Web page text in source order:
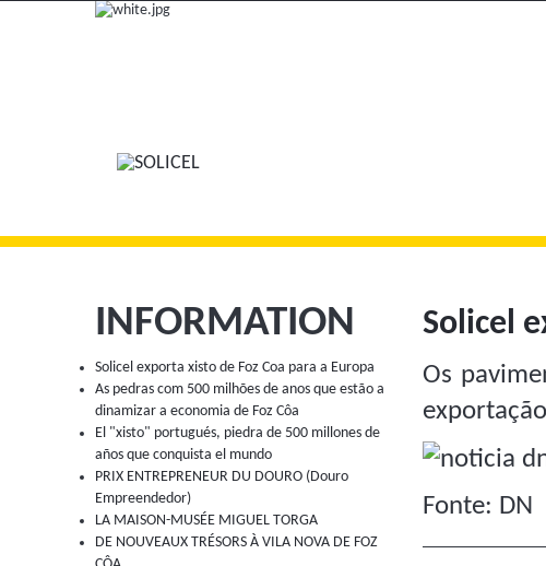
INFORMATION
Solicel exporta xisto de Foz Coa para a Europa
As pedras com 500 milhões de anos que estão a
dinamizar a economia de Foz Côa
El "xisto" portugués, piedra de 500 millones de
años que conquista el mundo
PRIX ENTREPRENEUR DU DOURO (Douro
Empreendedor)
LA MAISON-MUSÉE MIGUEL TORGA
DE NOUVEAUX TRÉSORS À VILA NOVA DE FOZ
Solicel
Os
Fonte: DN